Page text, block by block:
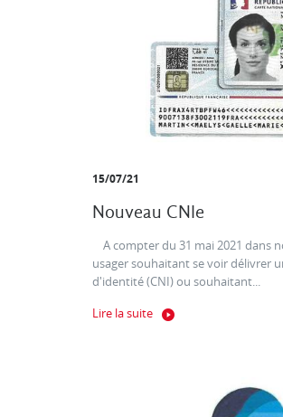
15/07/21
Nouveau CNIe
A compter du 31 mai 2021 dans
usager souhaitant se voir délivrer
d'identité (CNI) ou souhaitant...
Lire la suite